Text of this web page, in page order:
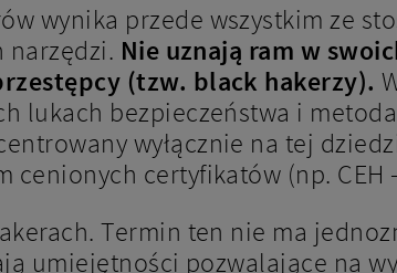
wynika przede wszystkim ze
narzędzi. Nie uznają ram w
(tzw. black hakerzy).
lukach bezpieczeństwa i
wyłącznie na tej
cenionych certyfikatów (np. CEH
Termin ten nie ma
umiejętności pozwalające na